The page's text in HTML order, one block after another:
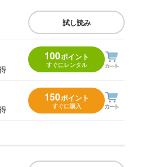
試し読み
100ポイント
すぐにレンタル
150ポイント
すぐに購入